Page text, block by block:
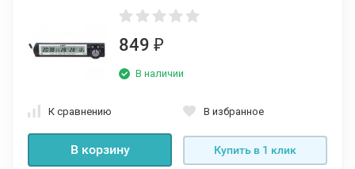
849 ₽
В наличии
К сравнению В избранное
В корзину Купить в 1 клик